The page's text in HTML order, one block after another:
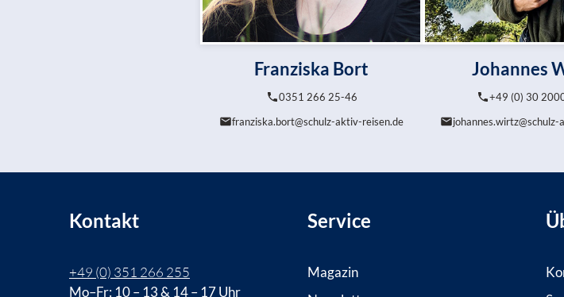
Franziska Bort
0351 266 25-46
franziska.bort@schulz-aktiv-reisen.de
Johannes
+49 (0) 30
Kontakt
+49 (0) 351 266 255
Mo–Fr: 10 – 13 & 14 – 17 Uhr
Service
Magazin